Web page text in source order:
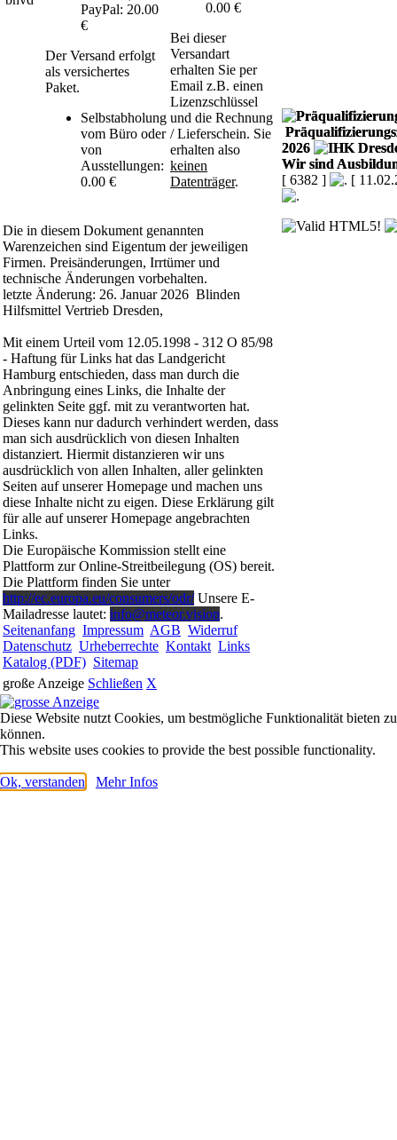
PayPal: 20.00
€
Der Versand erfolgt
als versichertes
Paket.
Selbstabholung
vom Büro oder
von
Ausstellungen:
0.00 €
0.00 €
Bei dieser
Versandart
erhalten Sie per
Email z.B. einen
Lizenzschlüssel
und die Rechnung
/ Lieferschein. Sie
erhalten also
keinen
Datenträger.
Die in diesem Dokument genannten
Warenzeichen sind Eigentum der jeweiligen
Firmen. Preisänderungen, Irrtümer und
technische Änderungen vorbehalten.
letzte Änderung: 26. Januar 2026 Blinden
Hilfsmittel Vertrieb Dresden,
Mit einem Urteil vom 12.05.1998 - 312 O 85/98
- Haftung für Links hat das Landgericht
Hamburg entschieden, dass man durch die
Anbringung eines Links, die Inhalte der
gelinkten Seite ggf. mit zu verantworten hat.
Dieses kann nur dadurch verhindert werden, dass
man sich ausdrücklich von diesen Inhalten
distanziert. Hiermit distanzieren wir uns
ausdrücklich von allen Inhalten, aller gelinkten
Seiten auf unserer Homepage und machen uns
diese Inhalte nicht zu eigen. Diese Erklärung gilt
für alle auf unserer Homepage angebrachten
Links.
Die Europäische Kommission stellt eine
Plattform zur Online-Streitbeilegung (OS) bereit.
Die Plattform finden Sie unter
http://ec.europa.eu/consumers/odr/Unsere E-
Mailadresse lautet: info@meteor.vision.
Seitenanfang Impressum AGB Widerruf
Datenschutz Urheberrechte Kontakt Links
Katalog (PDF) Sitemap
2026
Wir sind
[ 6382 ]
[
große Anzeige Schließen X
Diese Website nutzt Cookies, um bestmögliche Funktionalität bieten zu
können.
This website uses cookies to provide the best possible functionality.
Ok, verstanden Mehr Infos